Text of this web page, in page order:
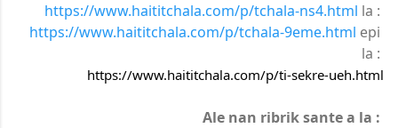
https://www.haititchala.com/p/tchala-ns4.html
https://www.haititchala.com/p/tchala-9eme.html epi
la :
https://www.haititchala.com/p/ti-sekre-ueh.html
Ale nan ribrik sante a la :